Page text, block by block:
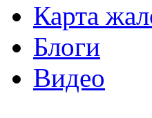
Карта
Блоги
Видео